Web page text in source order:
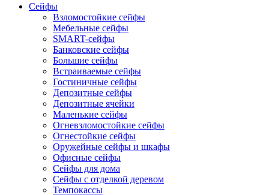
Сейфы
Взломостойкие сейфы
Мебельные сейфы
SMART-сейфы
Банковские сейфы
Большие сейфы
Встраиваемые сейфы
Гостиничные сейфы
Депозитные сейфы
Депозитные ячейки
Маленькие сейфы
Огневзломостойкие сейфы
Огнестойкие сейфы
Оружейные сейфы и шкафы
Офисные сейфы
Сейфы для дома
Сейфы с отделкой деревом
Темпокассы